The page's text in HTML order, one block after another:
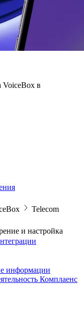
VoiceBox в
Telecom
и настройка
информации
Комплаенс